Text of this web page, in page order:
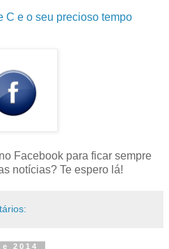
C e o seu precioso tempo
no Facebook para ficar sempre
notícias? Te espero lá!
2014